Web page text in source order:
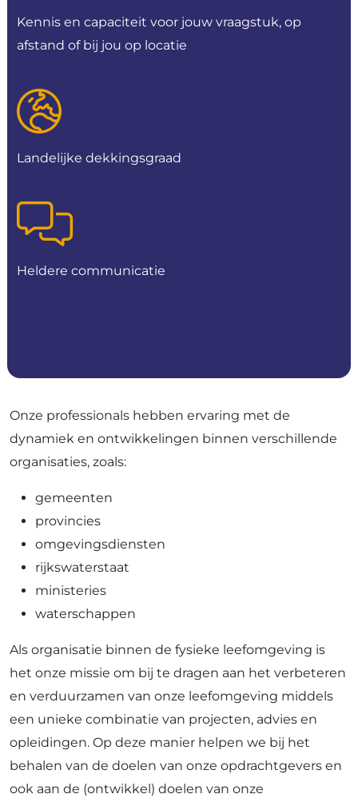
Kennis en capaciteit voor jouw vraagstuk, op
afstand of bij jou op locatie
Landelijke dekkingsgraad
Heldere communicatie
Onze professionals hebben ervaring met de
dynamiek en ontwikkelingen binnen verschillende
organisaties, zoals:
gemeenten
provincies
omgevingsdiensten
rijkswaterstaat
ministeries
waterschappen
Als organisatie binnen de fysieke leefomgeving is
het onze missie om bij te dragen aan het verbeteren
en verduurzamen van onze leefomgeving middels
een unieke combinatie van projecten, advies en
opleidingen. Op deze manier helpen we bij het
behalen van de doelen van onze opdrachtgevers en
ook aan de (ontwikkel) doelen van onze